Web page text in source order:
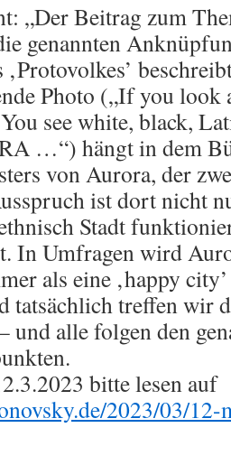
„Der Beitrag zum
genannten
‚Protovolkes’
Photo („If you
see white, black,
…“) hängt in dem
von Aurora, der
ist dort nicht
Stadt
In Umfragen wird
als eine ‚happy
tatsächlich treffen wir
und alle folgen den
bitte lesen auf
2023/03/12-